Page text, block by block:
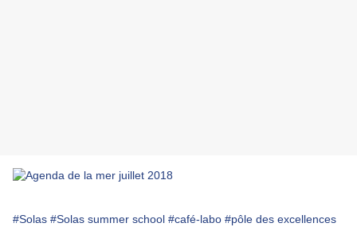
#Solas #Solas summer school #café-labo #pôle des excellences